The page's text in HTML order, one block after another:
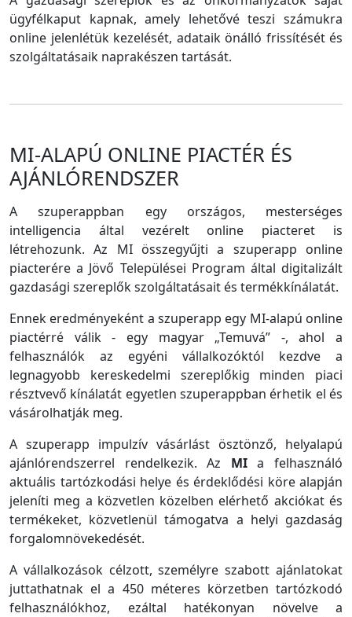
ügyfélkaput kapnak, amely lehetővé teszi számukra
online jelenlétük kezelését, adataik önálló frissítését és
szolgáltatásaik naprakészen tartását.
MI-ALAPÚ ONLINE PIACTÉR ÉS
AJÁNLÓRENDSZER
A szuperappban egy országos, mesterséges
intelligencia által vezérelt online piacteret is
létrehozunk. Az MI összegyűjti a szuperapp online
piacterére a Jövő Települései Program által digitalizált
gazdasági szereplők szolgáltatásait és termékkínálatát.
Ennek eredményeként a szuperapp egy MI-alapú online
piactérré válik - egy magyar „Temuvá” -, ahol a
felhasználók az egyéni vállalkozóktól kezdve a
legnagyobb kereskedelmi szereplőkig minden piaci
résztvevő kínálatát egyetlen szuperappban érhetik el és
vásárolhatják meg.
A szuperapp impulzív vásárlást ösztönző, helyalapú
ajánlórendszerrel rendelkezik. Az MIa felhasználó
aktuális tartózkodási helye és érdeklődési köre alapján
jeleníti meg a közvetlen közelben elérhető akciókat és
termékeket, közvetlenül támogatva a helyi gazdaság
forgalomnövekedését.
A vállalkozások célzott, személyre szabott ajánlatokat
juttathatnak el a 450 méteres körzetben tartózkodó
felhasználókhoz, ezáltal hatékonyan növelve a